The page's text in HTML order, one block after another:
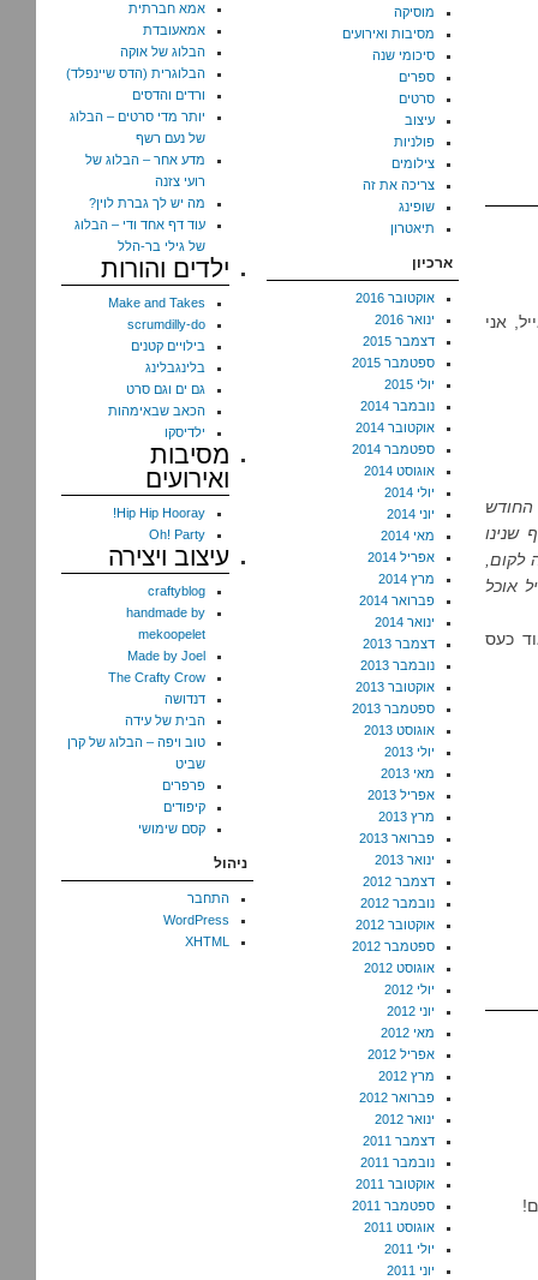
אני
החודש
שנינו
לקום,
אוכל
כעס
מוסיקה
מסיבות ואירועים
סיכומי שנה
ספרים
סרטים
עיצוב
פולניות
צילומים
צריכה את זה
שופינג
תיאטרון
ארכיון
אוקטובר 2016
ינואר 2016
דצמבר 2015
ספטמבר 2015
יולי 2015
נובמבר 2014
אוקטובר 2014
ספטמבר 2014
אוגוסט 2014
יולי 2014
יוני 2014
מאי 2014
אפריל 2014
מרץ 2014
פברואר 2014
ינואר 2014
דצמבר 2013
נובמבר 2013
אוקטובר 2013
ספטמבר 2013
אוגוסט 2013
יולי 2013
מאי 2013
אפריל 2013
מרץ 2013
פברואר 2013
ינואר 2013
דצמבר 2012
נובמבר 2012
אוקטובר 2012
ספטמבר 2012
אוגוסט 2012
יולי 2012
יוני 2012
מאי 2012
אפריל 2012
מרץ 2012
פברואר 2012
ינואר 2012
דצמבר 2011
נובמבר 2011
אוקטובר 2011
ספטמבר 2011
אוגוסט 2011
יולי 2011
יוני 2011
אמא חברתית
אמאעובדת
הבלוג של אוקה
הבלוגרית (הדס שיינפלד)
ורדים והדסים
יותר מדי סרטים – הבלוג
של נעם רשף
מדע אחר – הבלוג של
רועי צזנה
מה יש לך גברת לוין?
עוד דף אחד ודי – הבלוג
של גילי בר-הלל
ילדים והורות
Make and Takes
scrumdilly-do
בילויים קטנים
בלינגבלינג
גם ים וגם סרט
הכאב שבאימהות
ילדיסקו
מסיבות
ואירועים
Hip Hip Hooray!
Oh! Party
עיצוב ויצירה
craftyblog
handmade by
mekoopelet
Made by Joel
The Crafty Crow
דנדושה
הבית של עידה
טוב ויפה – הבלוג של קרן
שביט
פרפרים
קיפודים
קסם שימושי
ניהול
התחבר
WordPress
XHTML